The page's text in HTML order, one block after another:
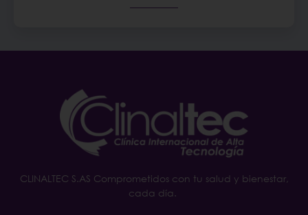
CLINALTEC S.AS Comprometidos con tu salud y bienestar,
cada día.